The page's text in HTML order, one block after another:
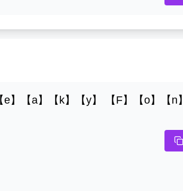
】【a】【k】【y】 【F】【o】【n】